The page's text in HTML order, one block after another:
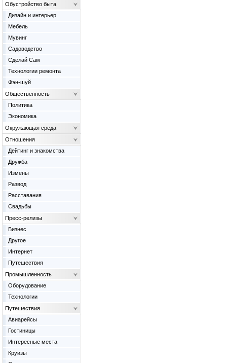
Обустройство быта
Дизайн и интерьер
Мебель
Мувинг
Садоводство
Сделай Сам
Технологии ремонта
Фэн-шуй
Общественность
Политика
Экономика
Окружающая среда
Отношения
Дейтинг и знакомства
Дружба
Измены
Развод
Расставания
Свадьбы
Пресс-релизы
Бизнес
Другое
Интернет
Путешествия
Промышленность
Оборудование
Технологии
Путешествия
Авиарейсы
Гостиницы
Интересные места
Круизы